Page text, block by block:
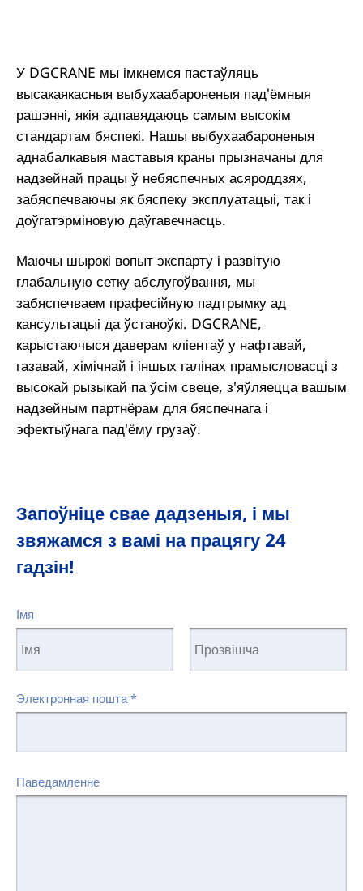
У DGCRANE мы імкнемся пастаўляць
высакаякасныя выбухаабароненыя пад'ёмныя
рашэнні, якія адпавядаюць самым высокім
стандартам бяспекі. Нашы выбухаабароненыя
аднабалкавыя маставыя краны прызначаны для
надзейнай працы ў небяспечных асяроддзях,
забяспечваючы як бяспеку эксплуатацыі, так і
доўгатэрміновую даўгавечнасць.
Маючы шырокі вопыт экспарту і развітую
глабальную сетку абслугоўвання, мы
забяспечваем прафесійную падтрымку ад
кансультацыі да ўстаноўкі. DGCRANE,
карыстаючыся даверам кліентаў у нафтавай,
газавай, хімічнай і іншых галінах прамысловасці з
высокай рызыкай па ўсім свеце, з'яўляецца вашым
надзейным партнёрам для бяспечнага і
эфектыўнага пад'ёму грузаў.
Запоўніце свае дадзеныя, і мы
звяжамся з вамі на працягу 24
гадзін!
Імя
Электронная пошта *
Паведамленне